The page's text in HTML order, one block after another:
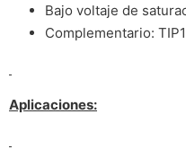
Bajo voltaje de
Complementario:
Aplicaciones: